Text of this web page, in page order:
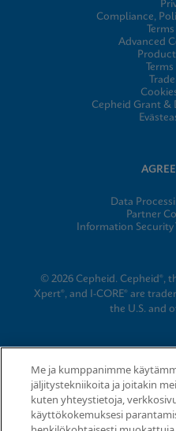
Compliance,
Advanced
Terms
Cepheid Grant &
Data
Partner
Information
© 2026 Cepheid. Cepheid®,
Xpert®, and I-CORE® are
the U.S. and
Me ja kumppanimme
jäljitystekniikoita ja joitakin
kuten yhteystietoja,
käyttökokemuksesi